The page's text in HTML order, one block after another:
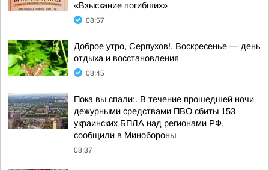
«Взыскание погибших»
08:57
Доброе утро, Серпухов!. Воскресенье — день
отдыха и восстановления
08:45
Пока вы спали:. В течение прошедшей ночи
дежурными средствами ПВО сбиты 153
украинских БПЛА над регионами РФ,
сообщили в Минобороны
08:37